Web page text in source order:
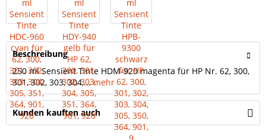
Beschreibung
250 ml Sensient Tinte HDM-920 magenta für HP Nr. 62, 300,
301, 302, 303, 304,...mehr
Kunden kauften auch